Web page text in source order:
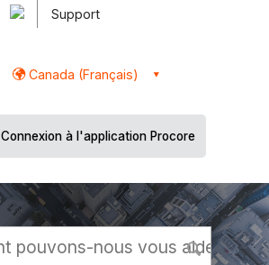
Support
Canada (Français)
Connexion à l'application Procore